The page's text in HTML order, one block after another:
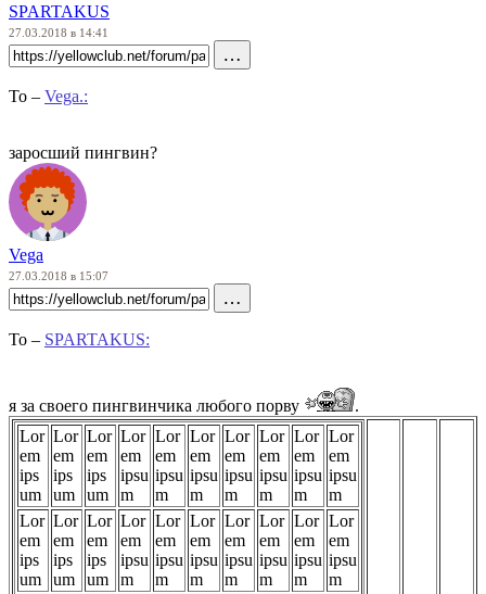
SPARTAKUS
27.03.2018 в 14:41
…
To – Vega.:
заросший пингвин?
Vega
27.03.2018 в 15:07
…
To – SPARTAKUS:
я за своего пингвинчика любого порву
.
Lor
em
ips
um
Lor
em
ips
um
Lor
em
ips
um
Lor
em
ipsu
m
Lor
em
ipsu
m
Lor
em
ipsu
m
Lor
em
ipsu
m
Lor
em
ipsu
m
Lor
em
ipsu
m
Lor
em
ipsu
m
Lor
em
ips
um
Lor
em
ips
um
Lor
em
ips
um
Lor
em
ipsu
m
Lor
em
ipsu
m
Lor
em
ipsu
m
Lor
em
ipsu
m
Lor
em
ipsu
m
Lor
em
ipsu
m
Lor
em
ipsu
m